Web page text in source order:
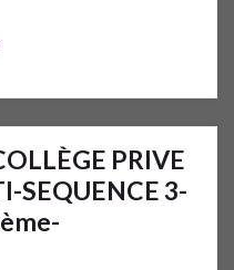
PRIVE
SEQUENCE 3-